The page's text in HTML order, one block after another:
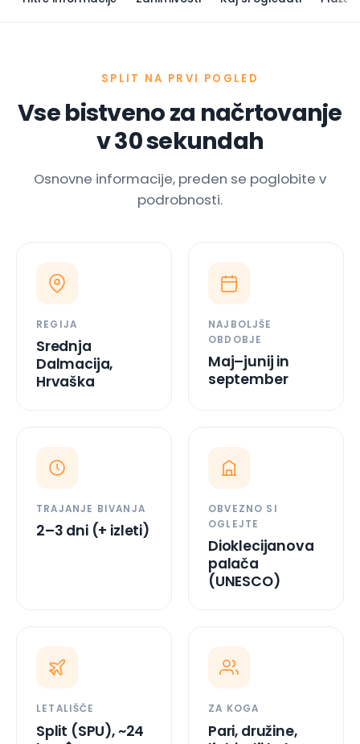
Vse bistveno za načrtovanje
v 30 sekundah
Osnovne informacije, preden se poglobite v
podrobnosti.
REGIJA
Dalmacija,
Hrvaška
NAJBOLJŠE
OBDOBJE
Maj–junij in
september
TRAJANJE BIVANJA
OBVEZNO SI
OGLEJTE
Dioklecijanova
palača
(UNESCO)
LETALIŠČE
km 🔶
ZA KOGA
ljubitelji kulture